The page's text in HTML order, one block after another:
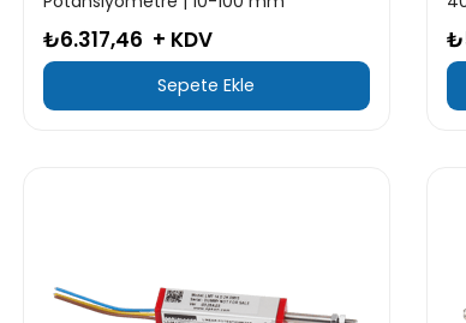
₺6.317,46 + KDV
Sepete Ekle